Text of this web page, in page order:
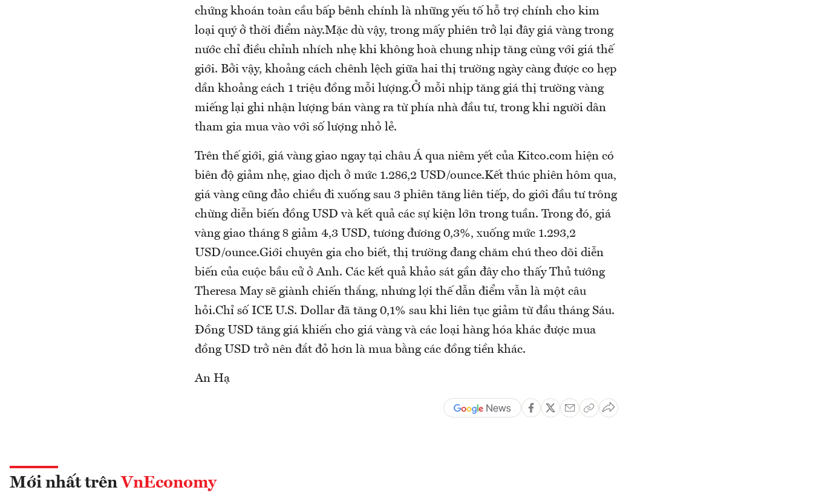
chứng khoán toàn cầu bấp bênh chính là những yếu tố hỗ trợ chính cho kim
loại quý ở thời điểm này.Mặc dù vậy, trong mấy phiên trở lại đây giá vàng trong
nước chỉ điều chỉnh nhích nhẹ khi không hoà chung nhịp tăng cùng với giá thế
giới. Bởi vậy, khoảng cách chênh lệch giữa hai thị trường ngày càng được co hẹp
dần khoảng cách 1 triệu đồng mỗi lượng.Ở mỗi nhịp tăng giá thị trường vàng
miếng lại ghi nhận lượng bán vàng ra từ phía nhà đầu tư, trong khi người dân
tham gia mua vào với số lượng nhỏ lẻ.
Trên thế giới, giá vàng giao ngay tại châu Á qua niêm yết của Kitco.com hiện có
biên độ giảm nhẹ, giao dịch ở mức 1.286,2 USD/ounce.Kết thúc phiên hôm qua,
giá vàng cũng đảo chiều đi xuống sau 3 phiên tăng liên tiếp, do giới đầu tư trông
chừng diễn biến đồng USD và kết quả các sự kiện lớn trong tuần. Trong đó, giá
vàng giao tháng 8 giảm 4,3 USD, tương đương 0,3%, xuống mức 1.293,2
USD/ounce.Giới chuyên gia cho biết, thị trường đang chăm chú theo dõi diễn
biến của cuộc bầu cử ở Anh. Các kết quả khảo sát gần đây cho thấy Thủ tướng
Theresa May sẽ giành chiến thắng, nhưng lợi thế dẫn điểm vẫn là một câu
hỏi.Chỉ số ICE U.S. Dollar đã tăng 0,1% sau khi liên tục giảm từ đầu tháng Sáu.
Đồng USD tăng giá khiến cho giá vàng và các loại hàng hóa khác được mua
đồng USD trở nên đắt đỏ hơn là mua bằng các đồng tiền khác.
An Hạ
Mới nhất trên VnEconomy